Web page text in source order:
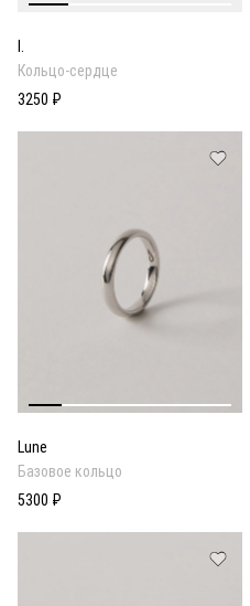
Кольцо-сердце
3250 ₽
Lune
Базовое кольцо
5300 ₽